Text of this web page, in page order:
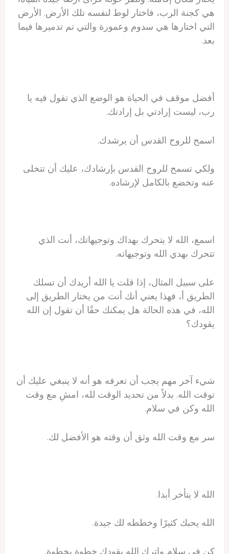
هي كجنة الرب، فاختار لوط لنفسه تلك الأرض. الأرض
التي اختارها هي سدوم وعمورة والتي تم تدميرها فيما
بعد.
أفضل موقف في الحياة هو الوضع الذي تقول فيه يا
رب، ليست إرادتي بل إرادتك.
اسمح للروح القدس أن يرشدك.
ولكي تسمح للروح القدس بإرشادك، عليك أن تتخلى
عنه وتخضع بالكامل لإرشاده.
اسمع، الله لا يتحرك بهداك وتوجيهاتك، أنت الذي
تتحرك بهدي الله وتوجيهاته.
على سبيل المثال، إذا قلت يا الله أريدك أن تسلك
الطريق أ، فهذا يعني أنك أنت من يختار الطريق إلى
الله، في هذه الحالة هل يمكنك حقًا أن تقول إن الله
يقودك؟
شيء آخر مهم يجب أن تعرفه هو أنه لا ينبغي عليك أن
توقت الله. بدلاً من تحديد الوقت لله، امشِ مع وقت
الله وكن في سلام.
سر مع وقت الله وثق أن وقته هو الأفضل لك.
الله لا يتأخر أبدا.
الله يحبك كثيرًا وخططه لك جيدة.
كن في سلام واترك الله يقودك خطوة بخطوة.